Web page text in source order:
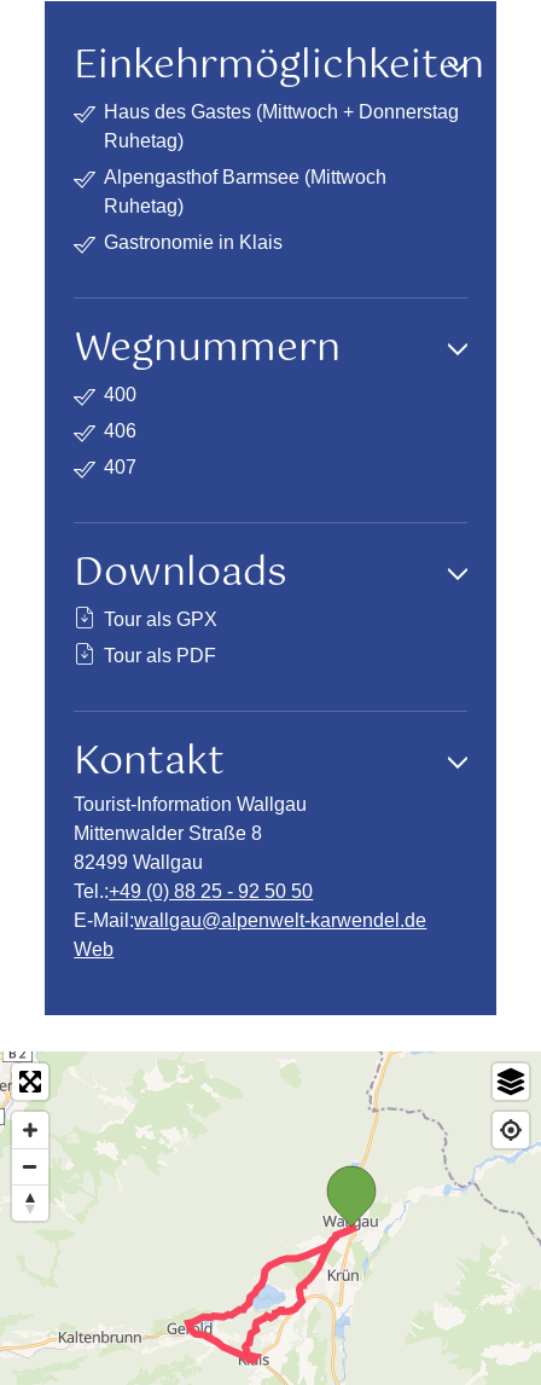
Einkehrmöglichkeiten
Haus des Gastes (Mittwoch + Donnerstag
Ruhetag)
Alpengasthof Barmsee (Mittwoch
Ruhetag)
Gastronomie in Klais
Wegnummern
400
406
407
Downloads
Tour als GPX
Tour als PDF
Kontakt
Tourist-Information Wallgau
Mittenwalder Straße 8
82499 Wallgau
Tel.:+49 (0) 88 25 - 92 50 50
E-Mail:wallgau@alpenwelt-karwendel.de
Web